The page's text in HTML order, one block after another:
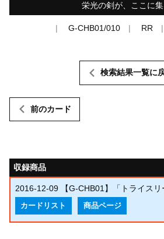
栄光の剣が、ここに集
G-CHB01/010 RR
前のカード
検索結果一覧に
収録商品
2016-12-09 【G-CHB01】「トライスリ
カードリスト 商品ページ